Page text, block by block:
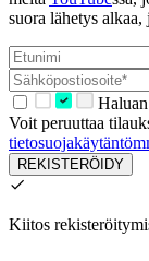
suora lähetys
Voit peruuttaa
REKISTERÖIDY
Kiitos